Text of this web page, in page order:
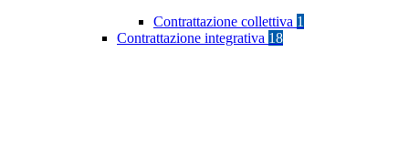
Contrattazione collettiva 1
Contrattazione integrativa 18